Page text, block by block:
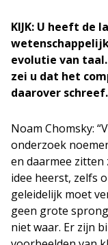
KIJK: U heeft de
evolutie van
zei u dat het
daarover
Noam Chomsky:
onderzoek
en daarmee zitten
idee heerst, zelfs
geleidelijk moet
geen grote
niet waar. Er zijn